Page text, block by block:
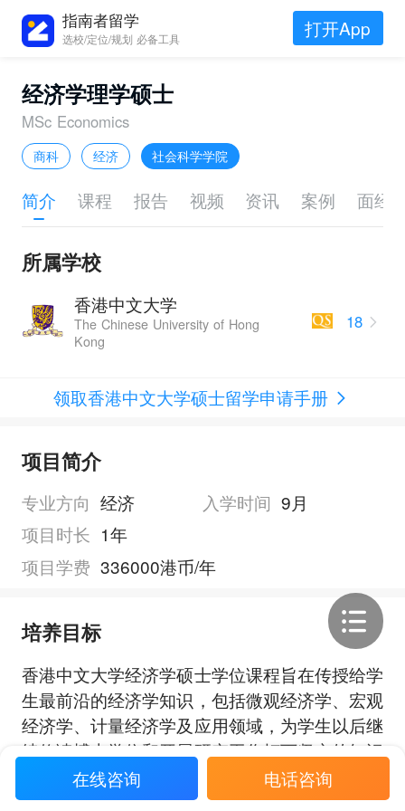
指南者留学
选校/定位/规划 必备工具 打开App
经济学理学硕士
MSc Economics
商科 经济 社会科学学院
简介 课程 报告 视频 资讯 案例 面经
所属学校
香港中文大学
The Chinese University of Hong
Kong
18
领取香港中文大学硕士留学申请手册
项目简介
专业方向 经济 入学时间 9月
项目时长 1年
项目学费 336000港币/年
培养目标
香港中文大学经济学硕士学位课程旨在传授给学
生最前沿的经济学知识，包括微观经济学、宏观
经济学、计量经济学及应用领域，为学生以后继
续修读博士学位和开展研究工作打下坚实的知识
基础。培养学生定量分析的能力，包括应用计量
经济学工具来分析数据集、得出切实可靠的评
在线咨询 电话咨询